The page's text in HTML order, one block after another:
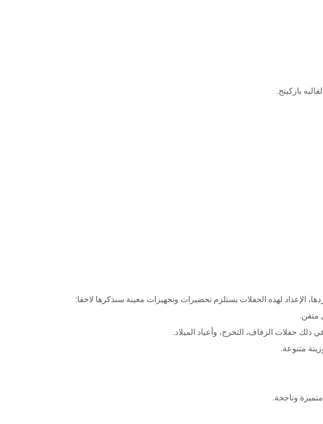
باركينج.
الإعداد لهذه الحفلات يستلزم تحضيرات وتجهيزات معينة سنذكرها لاحقا:
متقن.
ذلك حفلات الزفاف، التخرج، وأعياد الميلاد.
متنوعة.
وناجحة.